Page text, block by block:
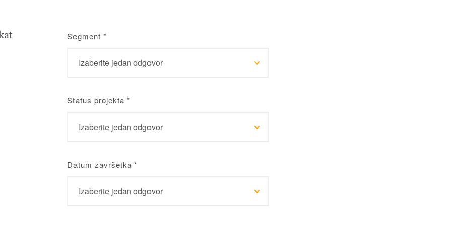
Segment *
Status projekta *
Datum završetka *